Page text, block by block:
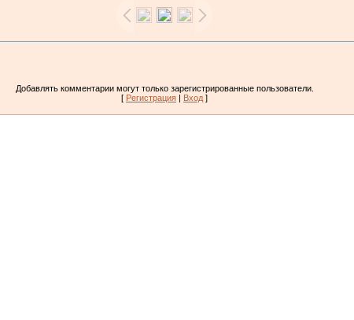
Добавлять комментарии могут только зарегистрированные пользователи.
[ Регистрация | Вход ]